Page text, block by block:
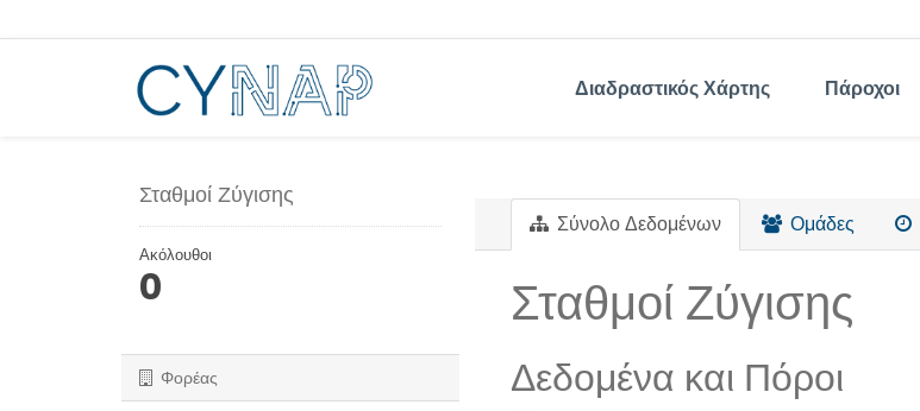
στο
Διαδραστικός Χάρτης Πάροχοι
Σταθμοί Ζύγισης
Ακόλουθοι
0
Φορέας
Σύνολο Δεδομένων Ομάδες
Σταθμοί Ζύγισης
Δεδομένα και Πόροι